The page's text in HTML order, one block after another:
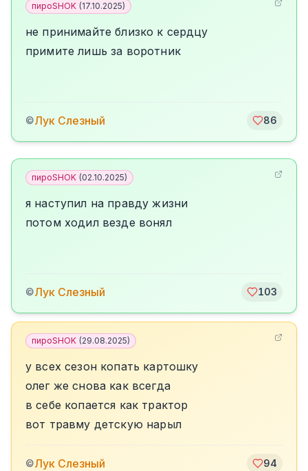
пироSHOK (17.10.2025)
не принимайте близко к сердцу
примите лишь за воротник
©Лук Слезный 86
пироSHOK (02.10.2025)
я наступил на правду жизни
потом ходил везде вонял
©Лук Слезный 103
пироSHOK (29.08.2025)
у всех сезон копать картошку
олег же снова как всегда
в себе копается как трактор
вот травму детскую нарыл
©Лук Слезный 94